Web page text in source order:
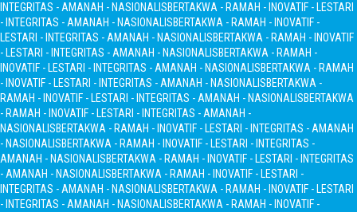
INTEGRITAS - AMANAH - NASIONALISBERTAKWA - RAMAH - INOVATIF - LESTARI
- INTEGRITAS - AMANAH - NASIONALISBERTAKWA - RAMAH - INOVATIF -
LESTARI - INTEGRITAS - AMANAH - NASIONALISBERTAKWA - RAMAH - INOVATIF
- LESTARI - INTEGRITAS - AMANAH - NASIONALISBERTAKWA - RAMAH -
INOVATIF - LESTARI - INTEGRITAS - AMANAH - NASIONALISBERTAKWA - RAMAH
- INOVATIF - LESTARI - INTEGRITAS - AMANAH - NASIONALISBERTAKWA -
RAMAH - INOVATIF - LESTARI - INTEGRITAS - AMANAH - NASIONALISBERTAKWA
- RAMAH - INOVATIF - LESTARI - INTEGRITAS - AMANAH -
NASIONALISBERTAKWA - RAMAH - INOVATIF - LESTARI - INTEGRITAS - AMANAH
- NASIONALISBERTAKWA - RAMAH - INOVATIF - LESTARI - INTEGRITAS -
AMANAH - NASIONALISBERTAKWA - RAMAH - INOVATIF - LESTARI - INTEGRITAS
- AMANAH - NASIONALISBERTAKWA - RAMAH - INOVATIF - LESTARI -
INTEGRITAS - AMANAH - NASIONALISBERTAKWA - RAMAH - INOVATIF - LESTARI
- INTEGRITAS - AMANAH - NASIONALISBERTAKWA - RAMAH - INOVATIF -